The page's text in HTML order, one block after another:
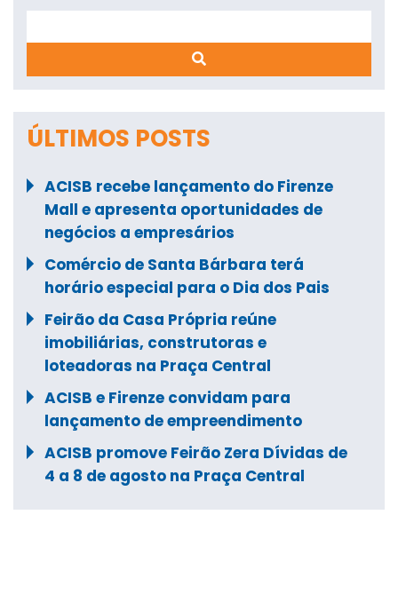
ÚLTIMOS POSTS
ACISB recebe lançamento do Firenze
Mall e apresenta oportunidades de
negócios a empresários
Comércio de Santa Bárbara terá
horário especial para o Dia dos Pais
Feirão da Casa Própria reúne
imobiliárias, construtoras e
loteadoras na Praça Central
ACISB e Firenze convidam para
lançamento de empreendimento
ACISB promove Feirão Zera Dívidas de
4 a 8 de agosto na Praça Central